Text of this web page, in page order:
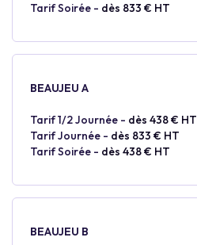
Tarif Soirée - dès 833 € HT
BEAUJEU A
Tarif 1/2 Journée - dès 438 € HT
Tarif Journée - dès 833 € HT
Tarif Soirée - dès 438 € HT
BEAUJEU B